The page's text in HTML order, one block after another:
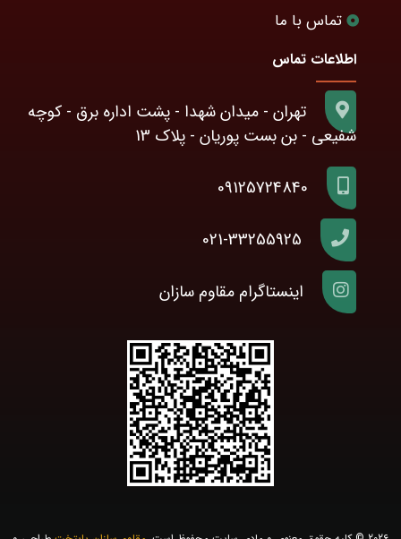
تماس با ما
اطلاعات تماس
تهران - میدان شهدا - پشت اداره برق - کوچه
شفیعی - بن بست پوریان - پلاک 13
09125724840
021-33255925
اینستاگرام مقاوم سازان